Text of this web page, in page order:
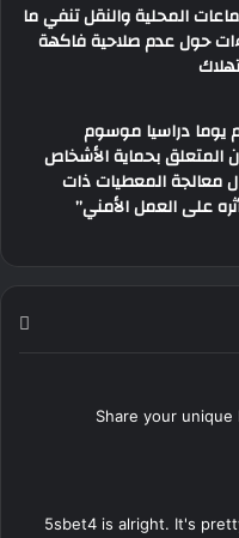
المحلية والنقل تنفي ما
حول عدم صلاحية فاكهة
يوما دراسيا موسوم
المتعلق بحماية الأشخاص
معالجة المعطيات ذات
على العمل الأمني”
Share your
5sbet4 is alright. It's